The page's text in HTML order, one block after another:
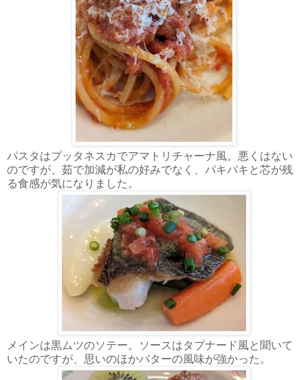
パスタはプッタネスカでアマトリチャーナ風。悪くはない
のですが、茹で加減が私の好みでなく、パキパキと芯が残
る食感が気になりました。
メインは黒ムツのソテー。ソースはタプナード風と聞いて
いたのですが、思いのほかバターの風味が強かった。